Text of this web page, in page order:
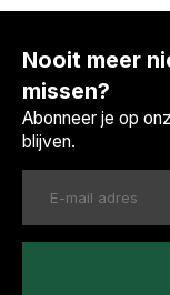
Nooit meer
missen?
Abonneer je op
blijven.